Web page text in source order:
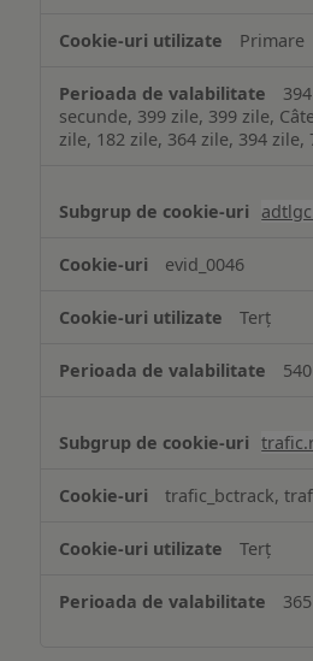
Primare
secunde, 399 zile, 399 zile,
zile, 182 zile, 364 zile, 394 zile,
evid_0046
Terț
trafic_bctrack,
Terț